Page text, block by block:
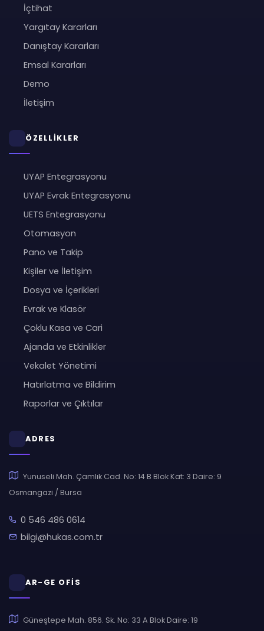
İçtihat
Yargıtay Kararları
Danıştay Kararları
Emsal Kararları
Demo
İletişim
ÖZELLİKLER
UYAP Entegrasyonu
UYAP Evrak Entegrasyonu
UETS Entegrasyonu
Otomasyon
Pano ve Takip
Kişiler ve İletişim
Dosya ve İçerikleri
Evrak ve Klasör
Çoklu Kasa ve Cari
Ajanda ve Etkinlikler
Vekalet Yönetimi
Hatırlatma ve Bildirim
Raporlar ve Çıktılar
ADRES
Yunuseli Mah. Çamlık Cad. No: 14 B Blok Kat: 3 Daire: 9
Osmangazi / Bursa
0 546 486 0614
bilgi@hukas.com.tr
AR-GE OFİS
Güneştepe Mah. 856. Sk. No: 33 A Blok Daire: 19